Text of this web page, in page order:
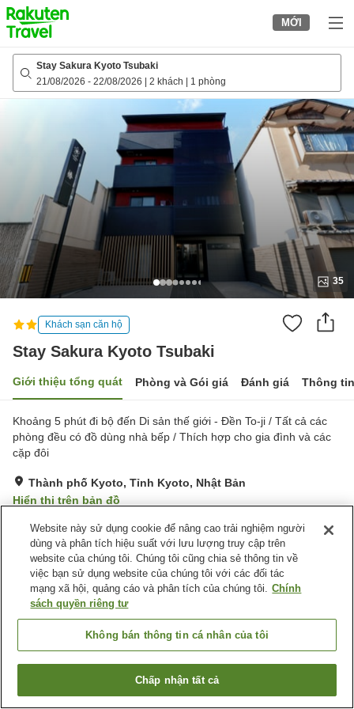
to
top
page
MỚI
Stay Sakura Kyoto Tsubaki
21/08/2026 - 22/08/2026 2 khách 1 phòng
35
Khách sạn căn hộ
Stay Sakura Kyoto Tsubaki
Giới thiệu tổng quát Phòng và Gói giá Đánh giá Thông
Khoảng 5 phút đi bộ đến Di sản thế giới - Đền To-ji / Tất cả các
phòng đều có đồ dùng nhà bếp / Thích hợp cho gia đình và các
cặp đôi
Thành phố Kyoto, Tỉnh Kyoto, Nhật Bản
Hiển thị trên bản đồ
Xuất sắc Đánh giá:2lượt
Trang chủ Nhật Bản Tỉnh Kyoto
Thành phố Kyoto
Stay Sakura Kyoto Tsubaki
Tìm phòng trống
Website này sử dụng cookie để nâng cao trải nghiệm người
dùng và phân tích hiệu suất với lưu lượng truy cập trên
website của chúng tôi. Chúng tôi cũng chia sẻ thông tin về
việc bạn sử dụng website của chúng tôi với các đối tác
mạng xã hội, quảng cáo và phân tích của chúng tôi. Chính
sách quyền riêng tư
Không bán thông tin cá nhân của tôi
Chấp nhận tất cả